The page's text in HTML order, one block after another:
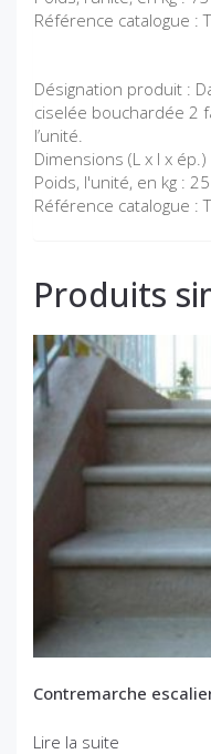
Référence catalogue :
Désignation produit :
ciselée bouchardée 2
l’unité.
Dimensions (L x l x
Poids, l'unité, en kg : 25
Référence catalogue :
Produits
Contremarche
Lire la suite